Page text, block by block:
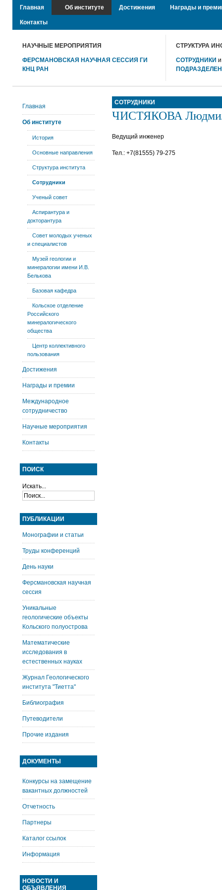
Главная Об институте Достижения Награды и
Контакты
НАУЧНЫЕ МЕРОПРИЯТИЯ
ФЕРСМАНОВСКАЯ НАУЧНАЯ СЕССИЯ ГИ
КНЦ РАН
СТРУКТУРА
СОТРУДНИКИ
СОТРУДНИКИ
ЧИСТЯКОВА
Ведущий инженер
Тел.: +7(81555) 79-275
Главная
Об институте
История
Основные направления
Структура института
Сотрудники
Ученый совет
Аспирантура и
докторантура
Совет молодых ученых
и специалистов
Музей геологии и
минералогии имени И.В.
Белькова
Базовая кафедра
Кольское отделение
Российского
минералогического
общества
Центр коллективного
пользования
Достижения
Награды и премии
Международное
сотрудничество
Научные мероприятия
Контакты
ПОИСК
Искать...
ПУБЛИКАЦИИ
Монографии и статьи
Труды конференций
День науки
Ферсмановская научная
сессия
Уникальные
геологические объекты
Кольского полуострова
Математические
исследования в
естественных науках
Журнал Геологического
института "Тиетта"
Библиография
Путеводители
Прочие издания
ДОКУМЕНТЫ
Конкурсы на замещение
вакантных должностей
Отчетность
Партнеры
Каталог ссылок
Информация
НОВОСТИ И
ОБЪЯВЛЕНИЯ